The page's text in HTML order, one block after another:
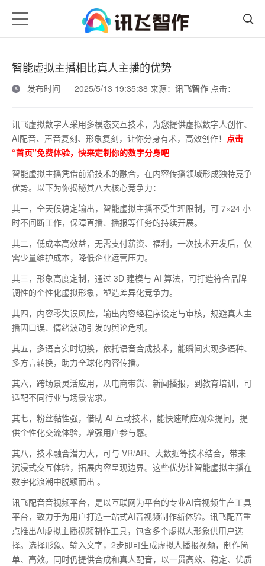
智能虚拟主播相比真人主播的优势
发布时间
2025/5/13 19:35:38 来源： 讯飞智作 点击：
讯飞虚拟数字人采用多模态交互技术，为您提供虚拟数字人创作、
AI配音、声音复刻、形象复刻，让你分身有术，高效创作！ 点击
“首页”免费体验，快来定制你的数字分身吧
智能虚拟主播凭借前沿技术的融合，在内容传播领域形成独特竞争
优势。以下为你揭秘其八大核心竞争力：
其一，全天候稳定输出，智能虚拟主播不受生理限制，可 7×24 小
时不间断工作，保障直播、播报等任务的持续开展。
其二，低成本高效益，无需支付薪资、福利，一次技术开发后，仅
需少量维护成本，降低企业运营压力。
其三，形象高度定制，通过 3D 建模与 AI 算法，可打造符合品牌
调性的个性化虚拟形象，塑造差异化竞争力。
其四，内容零失误风险，输出内容经程序设定与审核，规避真人主
播因口误、情绪波动引发的舆论危机。
其五，多语言实时切换，依托语音合成技术，能瞬间实现多语种、
多方言转换，助力全球化内容传播。
其六，跨场景灵活应用，从电商带货、新闻播报，到教育培训，可
适配不同行业与场景需求。
其七，粉丝黏性强，借助 AI 互动技术，能快速响应观众提问，提
供个性化交流体验，增强用户参与感。
其八，技术融合潜力大，可与 VR/AR、大数据等技术结合，带来
沉浸式交互体验，拓展内容呈现边界。这些优势让智能虚拟主播在
数字化浪潮中脱颖而出 。
讯飞配音音视频平台，是以互联网为平台的专业AI音视频生产工具
平台，致力于为用户打造一站式AI音视频制作新体验。讯飞配音重
点推出AI虚拟主播视频制作工具，包含多个虚拟人形象供用户选
择。选择形象、输入文字，2步即可生成虚拟人播报视频，制作简
单、高效。同时仍提供合成和真人配音，以一贯高效、稳定、优质